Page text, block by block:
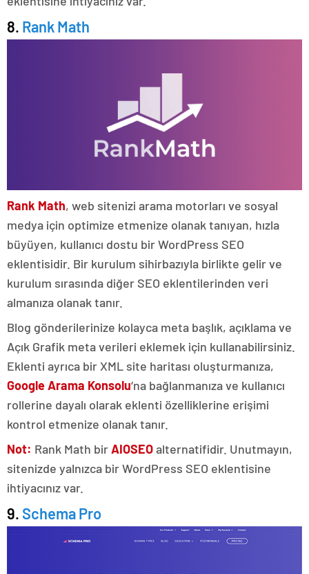
8. Rank Math
Rank Math, web sitenizi arama motorları ve sosyal
medya için optimize etmenize olanak tanıyan, hızla
büyüyen, kullanıcı dostu bir WordPress SEO
eklentisidir. Bir kurulum sihirbazıyla birlikte gelir ve
kurulum sırasında diğer SEO eklentilerinden veri
almanıza olanak tanır.
Blog gönderilerinize kolayca meta başlık, açıklama ve
Açık Grafik meta verileri eklemek için kullanabilirsiniz.
Eklenti ayrıca bir XML site haritası oluşturmanıza,
Google Arama Konsolu‘na bağlanmanıza ve kullanıcı
rollerine dayalı olarak eklenti özelliklerine erişimi
kontrol etmenize olanak tanır.
Not: Rank Math birAIOSEOalternatifidir. Unutmayın,
sitenizde yalnızca bir WordPress SEO eklentisine
ihtiyacınız var.
9. Schema Pro